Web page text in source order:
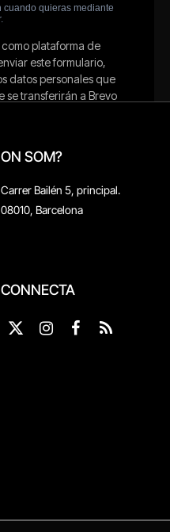
ON SOM?
Carrer Bailén 5, principal.
08010, Barcelona
CONNECTA
X
InstagramFacebook
RSS